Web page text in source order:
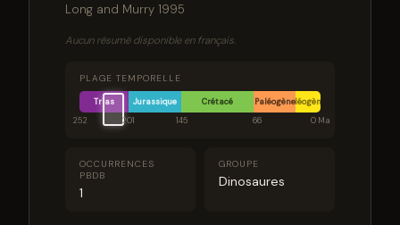
Long and Murry 1995
Aucun résumé disponible en français.
PLAGE TEMPORELLE
Trias Jurassique Crétacé PaléogèneNéogène
252
201 145 66 0 Ma
OCCURRENCES
PBDB
1
GROUPE
Dinosaures